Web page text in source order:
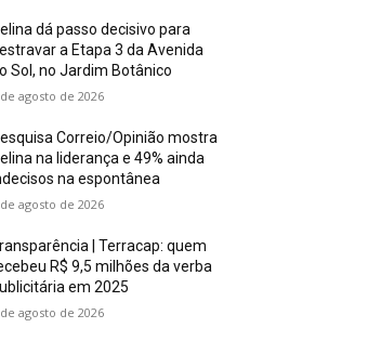
dá passo decisivo para
a Etapa 3 da Avenida
Sol, no Jardim Botânico
agosto de 2026
Correio/Opinião mostra
na liderança e 49% ainda
na espontânea
agosto de 2026
| Terracap: quem
R$ 9,5 milhões da verba
em 2025
agosto de 2026